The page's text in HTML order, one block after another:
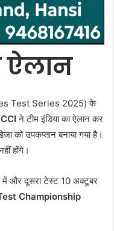
ऐलान
Test Series 2025) के
ने टीम इंडिया का ऐलान कर
को उपकप्तान बनाया गया है।
होंगे।
में और दूसरा टेस्ट 10 अक्टूबर
Championship